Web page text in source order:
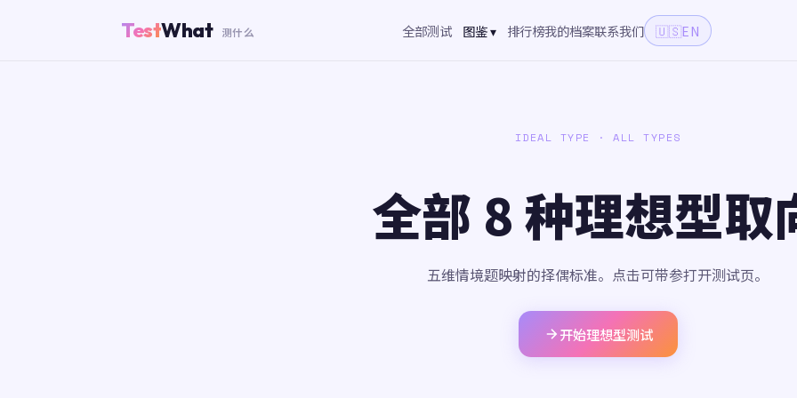
TestWhat 测什么 全部测试 图鉴 ▾ 排行榜我的档案联系我们 🇺🇸EN
IDEAL TYPE · ALL TYPES
全部 8 种理想型取
五维情境题映射的择偶标准。点击可带参打开测试页。
开始理想型测试